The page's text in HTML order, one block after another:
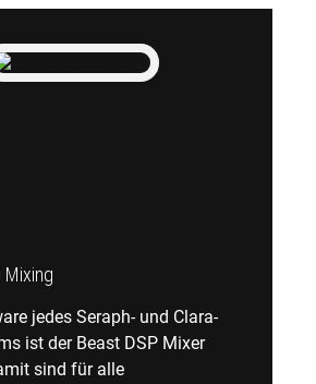
jedes Seraph- und Clara-
ist der Beast DSP Mixer
sind für alle